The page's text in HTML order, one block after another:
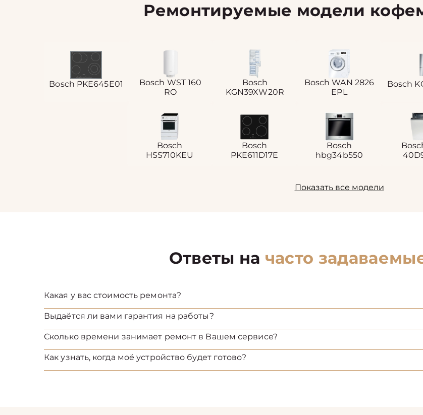
Ремонтируемые модели
Bosch PKE645E01
Bosch WST 160
RO
Bosch
KGN39XW20R
Bosch WAN 2826
EPL
Bosch
Bosch
HSS710KEU
Bosch
PKE611D17E
Bosch
hbg34b550
Показать все модели
Ответы на часто
Какая у вас стоимость ремонта?
Выдаётся ли вами гарантия на работы?
Сколько времени занимает ремонт в Вашем сервисе?
Как узнать, когда моё устройство будет готово?